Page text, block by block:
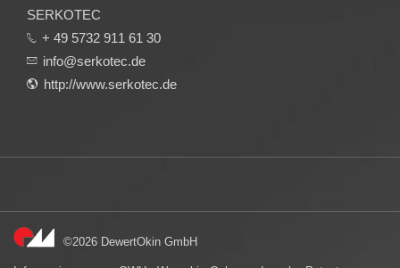
SERKOTEC
+ 49 5732 911 61 30
info@serkotec.de
http://www.serkotec.de
©2026 DewertOkin GmbH